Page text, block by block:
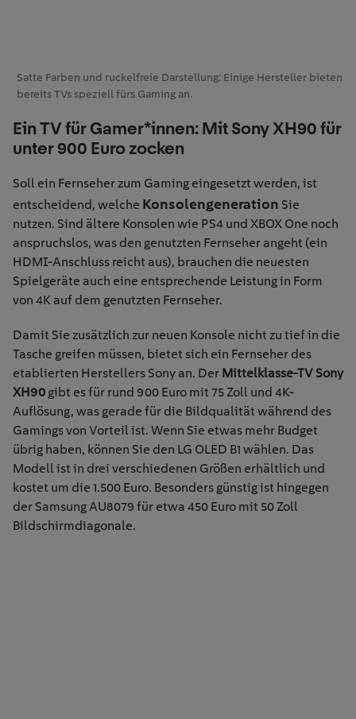
Satte Farben und ruckelfreie Darstellung: Einige Hersteller bieten
bereits TVs speziell fürs Gaming an.
Ein TV für Gamer*innen: Mit Sony XH90 für
unter 900 Euro zocken
Soll ein Fernseher zum Gaming eingesetzt werden, ist
entscheidend, welche Konsolengeneration Sie
nutzen. Sind ältere Konsolen wie PS4 und XBOX One noch
anspruchslos, was den genutzten Fernseher angeht (ein
HDMI-Anschluss reicht aus), brauchen die neuesten
Spielgeräte auch eine entsprechende Leistung in Form
von 4K auf dem genutzten Fernseher.
Damit Sie zusätzlich zur neuen Konsole nicht zu tief in die
Tasche greifen müssen, bietet sich ein Fernseher des
etablierten Herstellers Sony an. Der Mittelklasse-TV Sony
XH90 gibt es für rund 900 Euro mit 75 Zoll und 4K-
Auflösung, was gerade für die Bildqualität während des
Gamings von Vorteil ist. Wenn Sie etwas mehr Budget
übrig haben, können Sie den LG OLED B1 wählen. Das
Modell ist in drei verschiedenen Größen erhältlich und
kostet um die 1.500 Euro. Besonders günstig ist hingegen
der Samsung AU8079 für etwa 450 Euro mit 50 Zoll
Bildschirmdiagonale.